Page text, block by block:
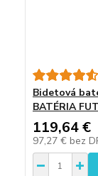
Bidetová
BATÉRIA
119,64 €
97,27 € bez